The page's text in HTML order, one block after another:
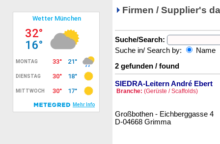
Firmen / Supplier's
Suche/Search:
Suche in/ Search by:
Name
2 gefunden / found
SIEDRA-Leitern André Ebert
Branche: (Gerüste / Scaffolds)
Großbothen - Eichberggasse 4
D-04668 Grimma